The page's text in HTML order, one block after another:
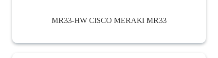
MR33-HW CISCO MERAKI MR33